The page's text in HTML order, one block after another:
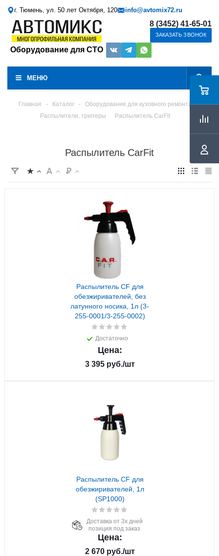
г. Тюмень, ул. 50 лет Октября, 120 info@avtomix72.ru
Оборудование для СТО
8 (3452) 41-65-01
ЗАКАЗАТЬ ЗВОНОК
МЕНЮ
Главная - Каталог -
Оборудование для кузовного ремонта
Распылители, триггеры
Распылитель CarFit
Распылитель CarFit
Распылитель CF для
обезжиривателей, без
латунного носика, 1л (3-
255-0001/3-255-0002)
Достаточно
Цена:
3 395руб./шт
Распылитель CF для
обезжиривателей, 1л
(SP1000)
Доставка от 3х дней
позиция под заказ
Цена:
2 670руб./шт